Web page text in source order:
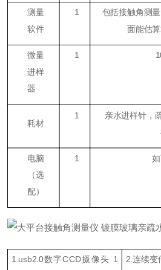
测量
软件
1 包括接触角测
面能估
微量
进样
器
1
耗材
1 亲水进样针，
电脑
（选
配）
1
1.usb2.0数字CCD摄像头 1 2.连续变